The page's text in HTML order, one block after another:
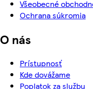
Všeobecné
Ochrana súkromia
O nás
Prístupnosť
Kde dovážame
Poplatok za službu